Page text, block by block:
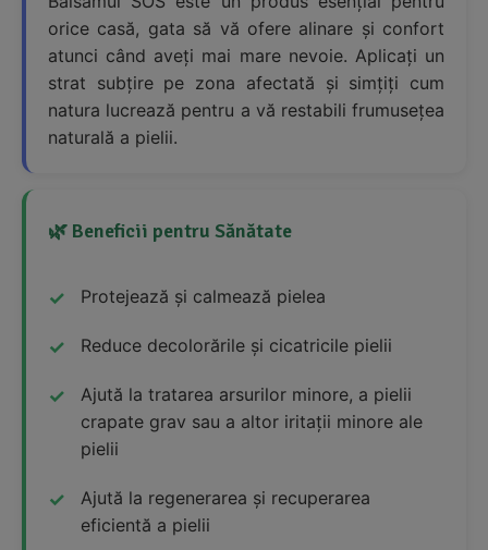
orice casă, gata să vă ofere alinare și confort
atunci când aveți mai mare nevoie. Aplicați un
strat subțire pe zona afectată și simțiți cum
natura lucrează pentru a vă restabili frumusețea
naturală a pielii.
🌿 Beneficii pentru Sănătate
Protejează și calmează pielea
Reduce decolorările și cicatricile pielii
Ajută la tratarea arsurilor minore, a pielii
crapate grav sau a altor iritații minore ale
pielii
Ajută la regenerarea și recuperarea
eficientă a pielii